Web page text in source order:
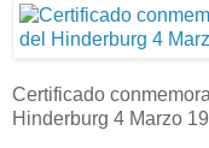
Certificado
Hinderburg 4 Marzo